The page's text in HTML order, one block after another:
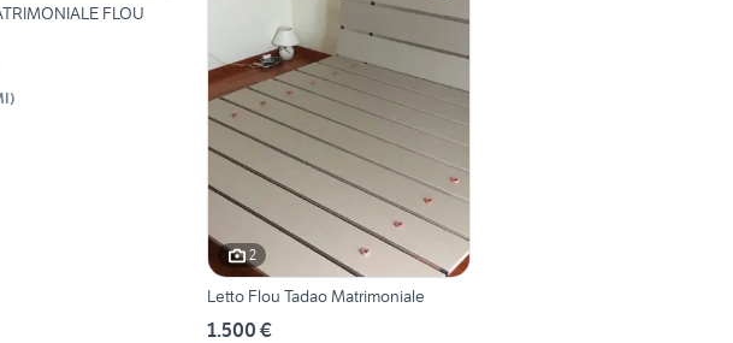
FLOU
)
2
Letto Flou Tadao Matrimoniale
1.500 €